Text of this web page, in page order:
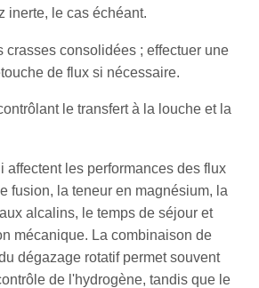
inerte, le cas échéant.
crasses consolidées ; effectuer une
de flux si nécessaire.
le transfert à la louche et la
affectent les performances des flux
fusion, la teneur en magnésium, la
alcalins, le temps de séjour et
mécanique. La combinaison de
dégazage rotatif permet souvent
de l'hydrogène, tandis que le